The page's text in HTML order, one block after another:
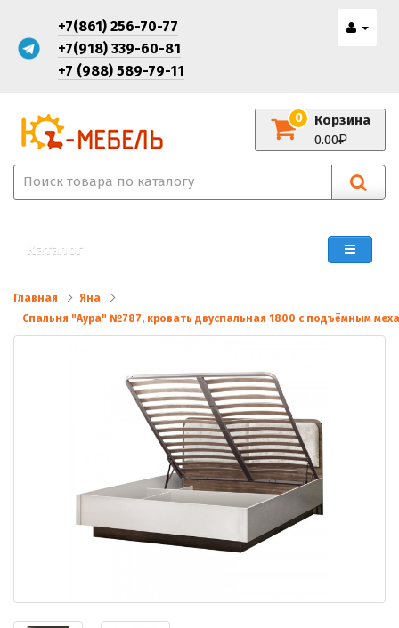
+7(861) 256-70-77
+7(918) 339-60-81
+7 (988) 589-79-11
Корзина
0
0.00
Каталог
Главная
Яна
Спальня "Аура" №787, кровать двуспальная 1800 с подъёмным